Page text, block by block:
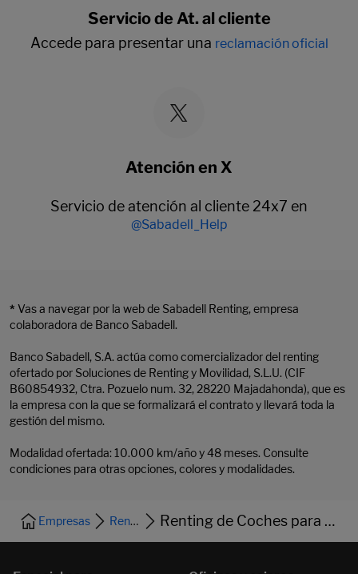
Servicio de At. al cliente
Accede para presentar una reclamación oficial
Atención en X
Servicio de atención al cliente 24x7 en
@Sabadell_Help
* Vas a navegar por la web de Sabadell Renting, empresa
colaboradora de Banco Sabadell.
Banco Sabadell, S.A. actúa como comercializador del renting
ofertado por Soluciones de Renting y Movilidad, S.L.U. (CIF
B60854932, Ctra. Pozuelo num. 32, 28220 Majadahonda), que es
la empresa con la que se formalizará el contrato y llevará toda la
gestión del mismo.
Modalidad ofertada: 10.000 km/año y 48 meses. Consulte
condiciones para otras opciones, colores y modalidades.
Empresas Renting Renting de Coches para Empresas